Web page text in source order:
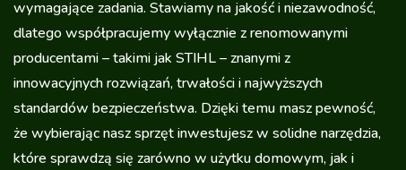
wymagające zadania. Stawiamy na jakość i niezawodność,
dlatego współpracujemy wyłącznie z renomowanymi
producentami – takimi jak STIHL – znanymi z
innowacyjnych rozwiązań, trwałości i najwyższych
standardów bezpieczeństwa. Dzięki temu masz pewność,
że wybierając nasz sprzęt inwestujesz w solidne narzędzia,
które sprawdzą się zarówno w użytku domowym, jak i